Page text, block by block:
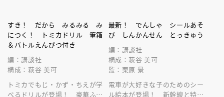
すき！ だから みるみる み
につく！ トミカドリル 筆箱
＆バトルえんぴつ付き
編：講談社
構成：萩谷 美可
トミカでもじ・かず・ちえが学
べるドリルが登場！ 豪華ふろ
最新！ でんしゃ シールあそ
び しんかんせん とっきゅう
編：講談社
構成：萩谷 美可
監：栗原 景
電車が大好きな子のためのシー
ル絵本が登場！ 新幹線と特急